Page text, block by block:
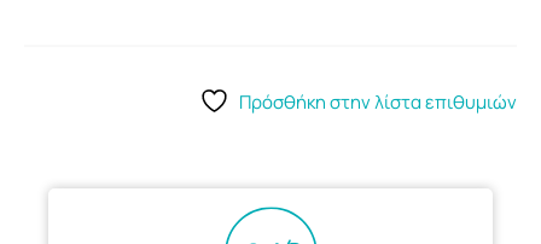
Πρόσθήκη στην λίστα επιθυμιών